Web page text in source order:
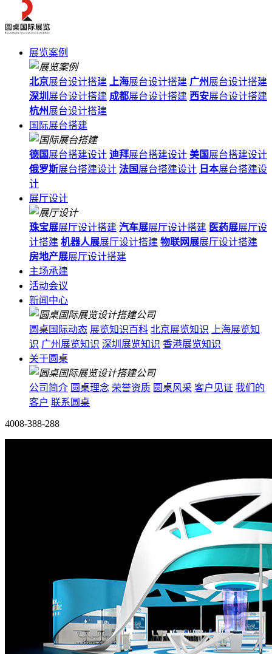
展览案例
北京展台设计搭建 上海展台设计搭建 广州展台设计搭建
深圳 展台设计搭建 成都展台设计搭建 西安展台设计搭建
杭州展台设计搭建
国际展台搭建
德国 展台搭建设计 迪拜展台搭建设计 美国 展台搭建设计
俄罗斯展台搭建设计 法国 展台搭建设计 日本展台搭建设
计
展厅设计
珠宝展展厅设计搭建 汽车展展厅设计搭建 医药展展厅设
计搭建 机器人展展厅设计搭建 物联网展展厅设计搭建
房地产展展厅设计搭建
主场承建
活动会议
新闻中心
圆桌国际动态 展览知识百科 北京展览知识
上海展览知
识 广州展览知识 深圳展览知识 香港展览知识
关于圆桌
公司简介 圆桌理念 荣誉资质 圆桌风采 客户见证 我们的
客户 联系圆桌
4008-388-288